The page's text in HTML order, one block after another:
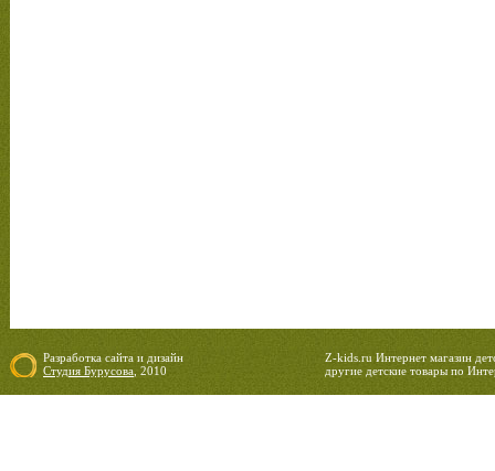
Разработка сайта и дизайн
Студия Бурусова , 2010
Z-kids.ru Интернет магазин
другие детские товары по